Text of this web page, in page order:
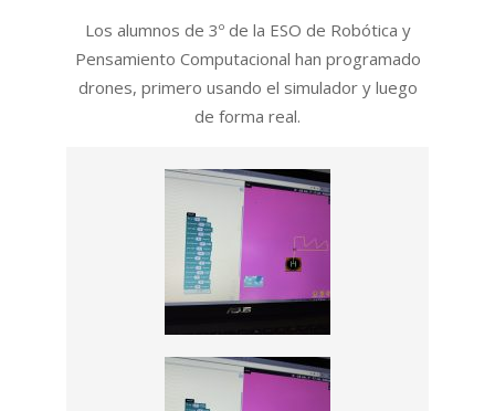
Los alumnos de 3º de la ESO de Robótica y
Pensamiento Computacional han programado
drones, primero usando el simulador y luego
de forma real.